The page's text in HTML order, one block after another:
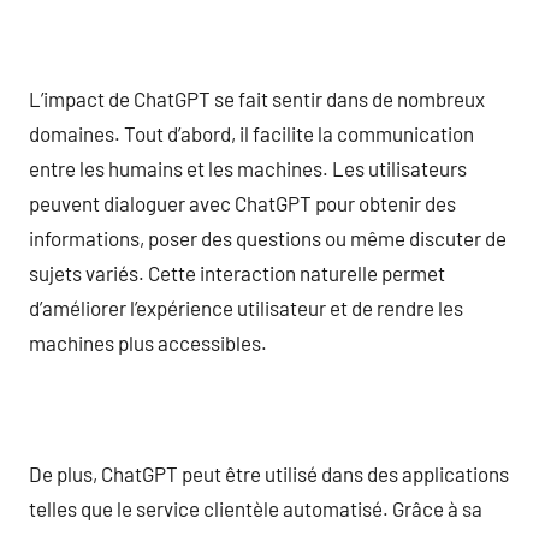
L’impact de ChatGPT se fait sentir dans de nombreux
domaines. Tout d’abord, il facilite la communication
entre les humains et les machines. Les utilisateurs
peuvent dialoguer avec ChatGPT pour obtenir des
informations, poser des questions ou même discuter de
sujets variés. Cette interaction naturelle permet
d’améliorer l’expérience utilisateur et de rendre les
machines plus accessibles.
De plus, ChatGPT peut être utilisé dans des applications
telles que le service clientèle automatisé. Grâce à sa